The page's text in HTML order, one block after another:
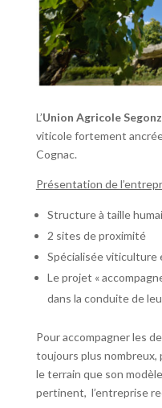
L’Union Agricole
viticole fortement
Cognac.
Présentation de
Structure à taille
2 sites de proximité
Spécialisée viticulture
Le projet «
dans la conduite de
Pour accompagner les
toujours plus nombreux,
le terrain que son
pertinent, l’entreprise